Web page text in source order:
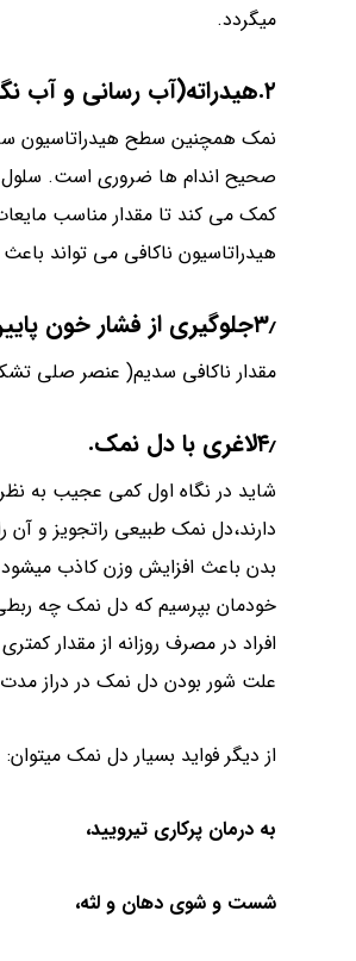
میگردد.
۲.هیدراته(آب رسانی و آب نگهداری در بدن) بدن را حفظ می کند.
نمک همچنین سطح هیدراتاسیون
صحیح اندام ها ضروری است. سلول
کمک می کند تا مقدار مناسب
هیدراتاسیون ناکافی می تواند
۳٫جلوگیری از فشار خون پایین.
مقدار ناکافی سدیم( عنصر صلی
۴٫لاغری با دل نمک.
شاید در نگاه اول کمی عجیب به
دارند،دل نمک طبیعی راتجویز و
بدن باعث افزایش وزن کاذب
خودمان بپرسیم که دل نمک چه
افراد در مصرف روزانه از مقدار
علت شور بودن دل نمک در دراز مدت
از دیگر فواید بسیار دل نمک میتوان:
به درمان پرکاری تیرویید،
شست و شوی دهان و لثه،